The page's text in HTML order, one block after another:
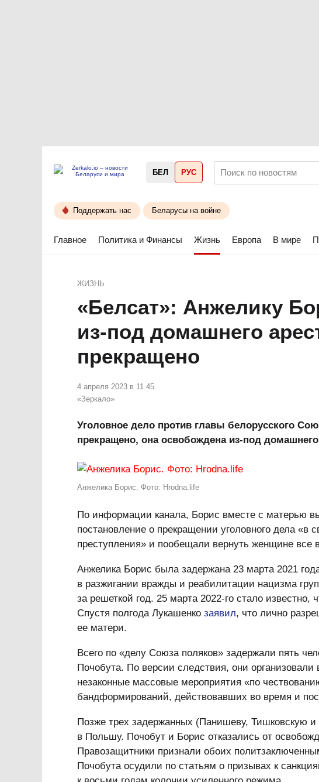
БЕЛ РУС
Поддержать нас Беларусы на войне
Главное Политика и Финансы Жизнь Европа В мире
ЖИЗНЬ
«Белсат»: Анжелику
из-под домашнего
прекращено
4 апреля 2023 в 11.45
«Зеркало»
Уголовное дело против главы белорусского
прекращено, она освобождена из-под домашнего
Анжелика Борис. Фото: Нrodna.life
По информации канала, Борис вместе с матерью
постановление о прекращении уголовного дела «в
преступления» и пообещали вернуть женщине
Анжелика Борис была задержана 23 марта 2021
в разжигании вражды и реабилитации нацизма
за решеткой год. 25 марта 2022-го стало
Спустя полгода Лукашенко заявил, что лично
ее матери.
Всего по «делу Союза поляков» задержали пять
Почобута. По версии следствия, они организовали
незаконные массовые мероприятия «по
бандформирований, действовавших во время и
Позже трех задержанных (Панишеву, Тишковскую и
в Польшу. Почобут и Борис отказались от
Правозащитники признали обоих
Почобута осудили по статьям о призывах к